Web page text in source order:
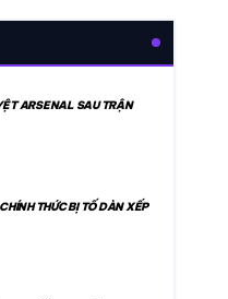
ARSENAL SAU TRẬN
THỨC BỊ TỐ DÀN XẾP